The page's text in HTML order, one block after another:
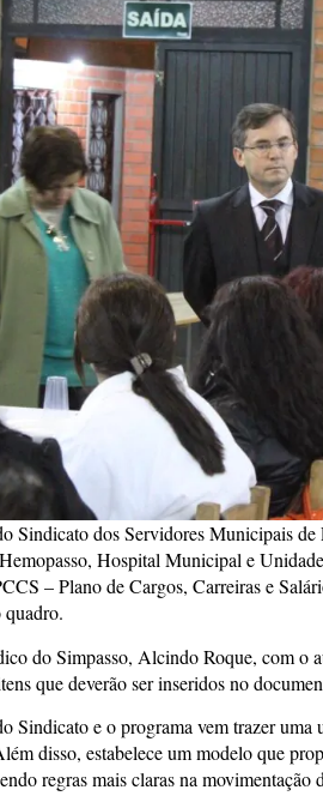
Sindicato dos Servidores Municipais
Hospital Municipal e
– Plano de Cargos, Carreiras e
quadro.
do Simpasso, Alcindo Roque, com o
que deverão ser inseridos no
Sindicato e o programa vem trazer
disso, estabelece um modelo que
regras mais claras na